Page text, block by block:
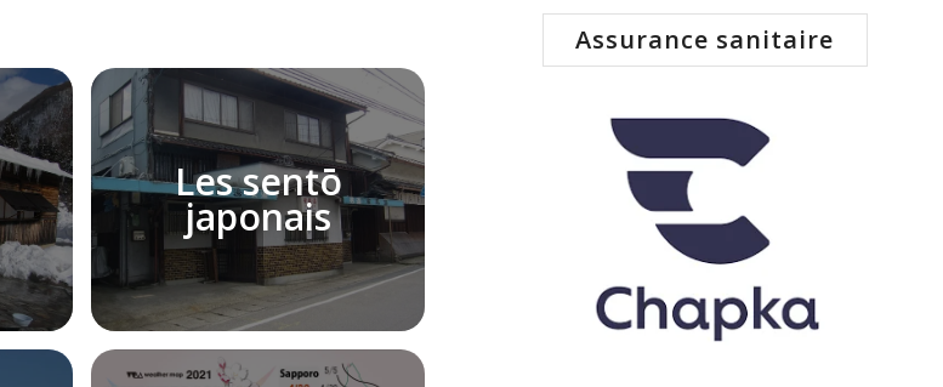
Les sentō
japonais
Assurance sanitaire